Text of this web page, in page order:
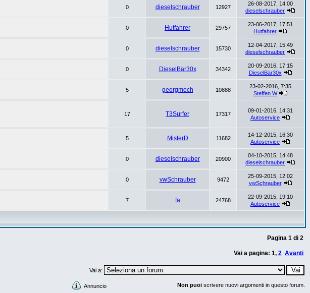
0 dieselschrauber 12927
26-08-2017, 14:00
dieselschrauber
0 Hutfahrer 29757
23-06-2017, 17:51
Hutfahrer
0 dieselschrauber 15730
12-04-2017, 15:49
dieselschrauber
0 DieselBär30x 34342
20-09-2016, 17:15
DieselBär30x
5 georgmech 10888
23-02-2016, 7:35
Steffen W
17 T3Surfer 17317
09-01-2016, 14:31
Autoservice
5 MisterD 11682
14-12-2015, 16:30
Autoservice
0 dieselschrauber 20900
04-10-2015, 14:48
dieselschrauber
0 vwSchrauber 9472
25-09-2015, 12:02
vwSchrauber
7 fa 24768
22-09-2015, 19:10
Autoservice
Pagina 1 di 2
Vai a pagina: 1, 2 Avanti
Vai a:
Annuncio Non puoi scrivere nuovi argomenti in questo forum.